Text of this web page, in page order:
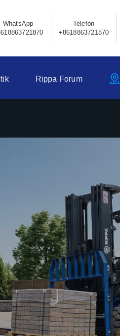
WhatsApp
Telefon
+8618863721870
Rippa Forum